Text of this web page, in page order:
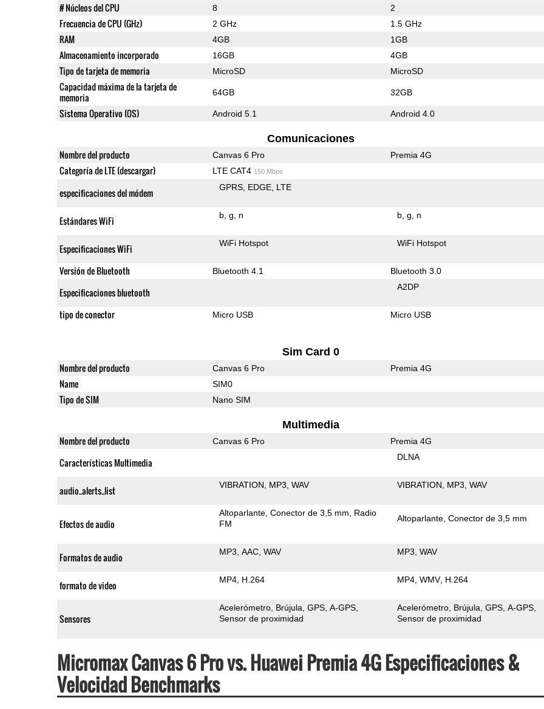
# Núcleos del CPU 8 2
Frecuencia de CPU (GHz) 2 GHz 1.5 GHz
RAM 4GB 1GB
Almacenamiento incorporado 16GB 4GB
Tipo de tarjeta de memoria MicroSD MicroSD
Capacidad máxima de la tarjeta de
memoria
64GB 32GB
Sistema Operativo (OS) Android 5.1 Android 4.0
Comunicaciones
Nombre del producto Canvas 6 Pro Premia 4G
Categoría de LTE (descargar) LTE CAT4 150 Mbps
especificaciones del módem GPRS EDGE LTE
Estándares WiFi b g n b g n
Especificaciones WiFi WiFi Hotspot WiFi Hotspot
Versión de Bluetooth Bluetooth 4.1 Bluetooth 3.0
Especificaciones bluetooth A2DP
tipo de conector Micro USB Micro USB
Sim Card 0
Nombre del producto Canvas 6 Pro Premia 4G
Name SIM0
Tipo de SIM Nano SIM
Multimedia
Nombre del producto Canvas 6 Pro Premia 4G
Características Multimedia DLNA
audio_alerts_list VIBRATION MP3 WAV VIBRATION MP3 WAV
Efectos de audio
Altoparlante Conector de 3,5 mm
Radio
FM
Altoparlante Conector de 3,5 mm
Formatos de audio MP3 AAC WAV MP3 WAV
formato de video MP4 H.264 MP4 WMV H.264
Sensores
Acelerómetro Brújula GPS A-GPS
Sensor de proximidad
Acelerómetro Brújula GPS A-GPS
Sensor de proximidad
Micromax Canvas 6 Pro vs. Huawei Premia 4G Especificaciones &
Velocidad Benchmarks